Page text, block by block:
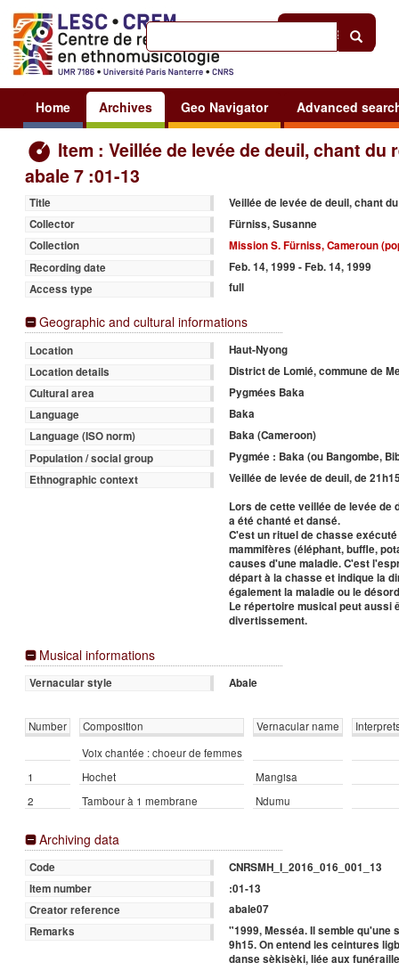
Sign in
Home Archives Geo Navigator Advanced
Item : Veillée de levée de deuil, chant du
abale 7 :01-13
Title
Veillée de levée de deuil, chant
Collector
Fürniss, Susanne
Collection
Mission S. Fürniss, Cameroun
Recording date
Feb. 14, 1999 - Feb. 14, 1999
Access type
full
Geographic and cultural informations
Location
Haut-Nyong
Location details
District de Lomié, commune de
Cultural area
Pygmées Baka
Language
Baka
Language (ISO norm)
Baka (Cameroon)
Population / social group
Pygmée : Baka (ou Bangombe,
Ethnographic context
Veillée de levée de deuil, de
Lors de cette veillée de levée
a été chanté et dansé.
C'est un rituel de chasse
mammifères (éléphant, buffle,
causes d'une maladie. C'est
départ à la chasse et indique la
également la maladie ou le
Le répertoire musical peut aussi
divertissement.
Musical informations
Vernacular style Abale
Number Composition Vernacular name
Voix chantée : choeur de femmes
1
Hochet
Mangisa
2
Tambour à 1 membrane Ndumu
Archiving data
Code
CNRSMH_I_2016_016_001_13
Item number
:01-13
Creator reference
abale07
Remarks
"1999, Messéa. Il semble qu'une
9h15. On entend les ceintures
danse sèkisèki, liée aux